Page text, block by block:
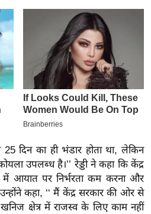
दिन का ही भंडार होता था, लेकिन
उपलब्ध है।’’ रेड्डी ने कहा कि केंद्र
में आयात पर निर्भरता कम करना और
कहा, ‘‘ मैं केंद्र सरकार की ओर से
क्षेत्र में राजस्व के लिए काम नहीं